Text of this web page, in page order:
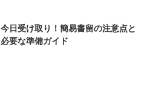
今日受け取り！簡易書留の注意点と
必要な準備ガイド